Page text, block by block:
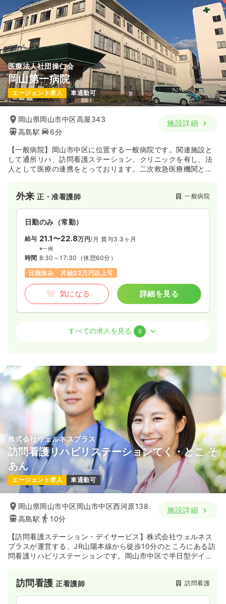
医療法人社団操仁会
岡山第一病院
エージェント求人 車通勤可
岡山県岡山市中区高屋343
高島駅
6分
施設詳細
【一般病院】岡山市中区に位置する一般病院です。関連施設と
して通所リハ、訪問看護ステーション、クリニックを有し、法
人として医療の連携をとっております。二次救急医療機関とし
外来正・准看護師 一般病院
日勤のみ（常勤）
給与 21.1〜22.8万円/月 賞与3.3ヶ月
※一例
時間 8:30～17:30 （休憩60分）
日祝休み
月給22万円以上可
気になる 詳細を見る
正看護師
給与 19.7〜30.1万円 /月 賞与3.3ヶ月
※一例
時間 8:30～17:30（休憩60分）
日祝休み
オンコールあり 月給30万円以上可
気になる 詳細を見る
病棟正・准看護師 一般病院
日勤のみ（常勤） 一時募集休止
給与 21.9万円/月 賞与3.3ヶ月
※経験8年の例
時間 8:00～17:00
4週8休以上
月給28万円以上可
気になる 詳細を見る
2交代（常勤） 一時募集休止
すべての求人を見る 6
株式会社ウェルネスプラス
訪問看護リハビリステーションてく・とこ そ
あん
エージェント求人 車通勤可
岡山県岡山市中区岡山市中区西河原138
高島駅
10分
施設詳細
【訪問看護ステーション・デイサービス】株式会社ウェルネス
プラスが運営する、JR山陽本線から徒歩10分のところにある訪
問看護リハビリステーションです。岡山市中区で半日型デイサ
こ そあん」で構成されています。
訪問看護正看護師 訪問看護